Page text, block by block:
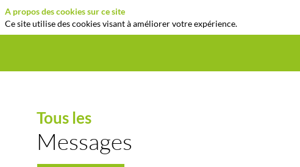
Tous les
Messages
A propos des cookies sur ce site
Ce site utilise des cookies visant à améliorer votre expérience.